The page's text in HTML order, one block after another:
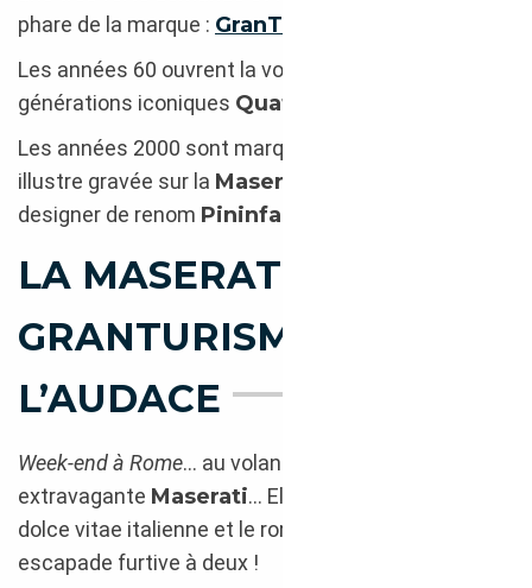
phare de la marque : GranTurismo
Les années 60 ouvrent la voie aux premières
générations iconiques Quattroporte
Les années 2000 sont marquées par la griffe
illustre gravée sur la Maserati MC Stradale
designer de renom Pininfarina
LA MASERATI
GRANTURISMO :
L’AUDACE
Week-end à Rome… au volant de l’impétueuse,
extravagante Maserati… Elle incarne à elle seule la
dolce vitae italienne et le romantisme d’une
escapade furtive à deux !